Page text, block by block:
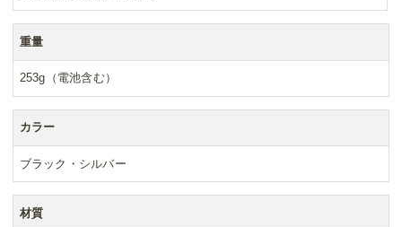
重量
253g（電池含む）
カラー
ブラック・シルバー
材質